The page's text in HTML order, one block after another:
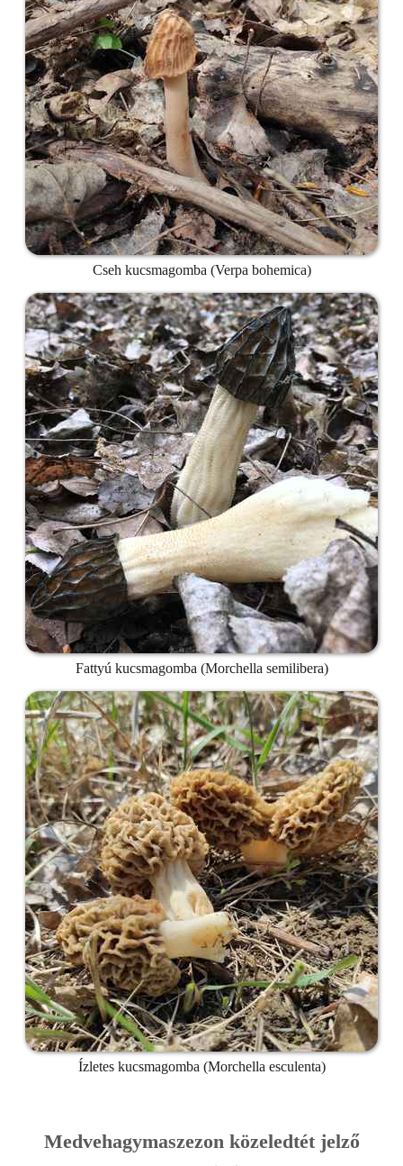
Cseh kucsmagomba (Verpa bohemica)
Fattyú kucsmagomba (Morchella semilibera)
Ízletes kucsmagomba (Morchella esculenta)
Medvehagymaszezon közeledtét jelző